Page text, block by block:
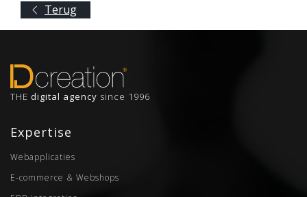
Terug
THE digital agency since 1996
Expertise
Webapplicaties
E-commerce & Webshops